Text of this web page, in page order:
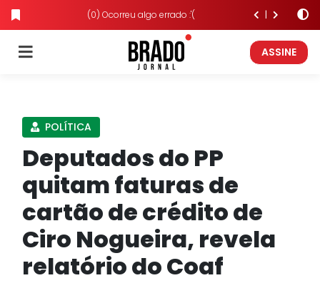
(0) Ocorreu algo errado :'(
ASSINE
POLÍTICA
Deputados do PP
quitam faturas de
cartão de crédito de
Ciro Nogueira, revela
relatório do Coaf